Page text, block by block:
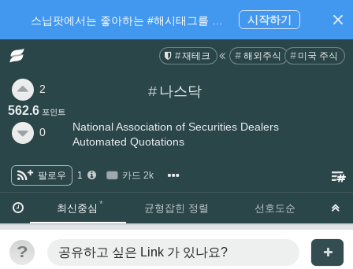
재테크 해외주식 미국 주식
# 나스닥
National Association of Securities Dealers
Automated Quotations
2
562.6 포인트
0
팔로우 1 카드 2k
최신중심 균형잡힌 정렬 선호도순
? 공유하고 싶은 Link 가 있나요?
스닙팟에서는 좋아하는 #해시태그를 팔로우 하고 내가 관심있는 주제만 모아볼 수 있어요. 시작하기